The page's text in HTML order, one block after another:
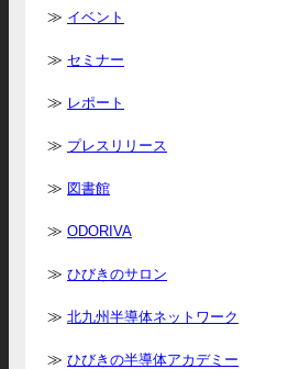
イベント
セミナー
レポート
プレスリリース
図書館
ODORIVA
ひびきのサロン
北九州半導体ネットワーク
ひびきの半導体アカデミー